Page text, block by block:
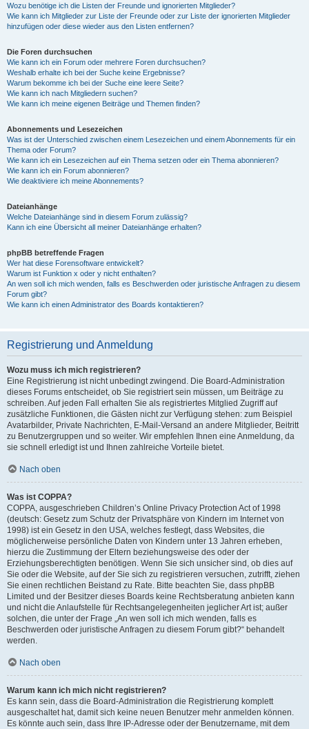
Wozu benötige ich die Listen der Freunde und ignorierten Mitglieder?
Wie kann ich Mitglieder zur Liste der Freunde oder zur Liste der ignorierten Mitglieder
hinzufügen oder diese wieder aus den Listen entfernen?
Die Foren durchsuchen
Wie kann ich ein Forum oder mehrere Foren durchsuchen?
Weshalb erhalte ich bei der Suche keine Ergebnisse?
Warum bekomme ich bei der Suche eine leere Seite?
Wie kann ich nach Mitgliedern suchen?
Wie kann ich meine eigenen Beiträge und Themen finden?
Abonnements und Lesezeichen
Was ist der Unterschied zwischen einem Lesezeichen und einem Abonnements für ein
Thema oder Forum?
Wie kann ich ein Lesezeichen auf ein Thema setzen oder ein Thema abonnieren?
Wie kann ich ein Forum abonnieren?
Wie deaktiviere ich meine Abonnements?
Dateianhänge
Welche Dateianhänge sind in diesem Forum zulässig?
Kann ich eine Übersicht all meiner Dateianhänge erhalten?
phpBB betreffende Fragen
Wer hat diese Forensoftware entwickelt?
Warum ist Funktion x oder y nicht enthalten?
An wen soll ich mich wenden, falls es Beschwerden oder juristische Anfragen zu diesem
Forum gibt?
Wie kann ich einen Administrator des Boards kontaktieren?
Registrierung und Anmeldung
Wozu muss ich mich registrieren?
Eine Registrierung ist nicht unbedingt zwingend. Die Board-Administration
dieses Forums entscheidet, ob Sie registriert sein müssen, um Beiträge zu
schreiben. Auf jeden Fall erhalten Sie als registriertes Mitglied Zugriff auf
zusätzliche Funktionen, die Gästen nicht zur Verfügung stehen: zum Beispiel
Avatarbilder, Private Nachrichten, E-Mail-Versand an andere Mitglieder, Beitritt
zu Benutzergruppen und so weiter. Wir empfehlen Ihnen eine Anmeldung, da
sie schnell erledigt ist und Ihnen zahlreiche Vorteile bietet.
Nach oben
Was ist COPPA?
COPPA, ausgeschrieben Children’s Online Privacy Protection Act of 1998
(deutsch: Gesetz zum Schutz der Privatsphäre von Kindern im Internet von
1998) ist ein Gesetz in den USA, welches festlegt, dass Websites, die
möglicherweise persönliche Daten von Kindern unter 13 Jahren erheben,
hierzu die Zustimmung der Eltern beziehungsweise des oder der
Erziehungsberechtigten benötigen. Wenn Sie sich unsicher sind, ob dies auf
Sie oder die Website, auf der Sie sich zu registrieren versuchen, zutrifft, ziehen
Sie einen rechtlichen Beistand zu Rate. Bitte beachten Sie, dass phpBB
Limited und der Besitzer dieses Boards keine Rechtsberatung anbieten kann
und nicht die Anlaufstelle für Rechtsangelegenheiten jeglicher Art ist; außer
solchen, die unter der Frage „An wen soll ich mich wenden, falls es
Beschwerden oder juristische Anfragen zu diesem Forum gibt?“ behandelt
werden.
Nach oben
Warum kann ich mich nicht registrieren?
Es kann sein, dass die Board-Administration die Registrierung komplett
ausgeschaltet hat, damit sich keine neuen Benutzer mehr anmelden können.
Es könnte auch sein, dass Ihre IP-Adresse oder der Benutzername, mit dem